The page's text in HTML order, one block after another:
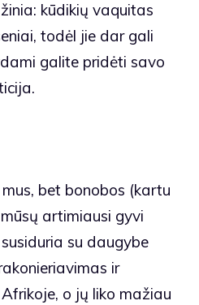
kūdikių vaquitas
todėl jie dar gali
galite pridėti savo
.
bet bonobos (kartu
artimiausi gyvi
su daugybe
ir
o jų liko mažiau